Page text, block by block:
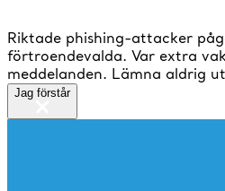
Riktade phishing-attacker
förtroendevalda. Var extra
meddelanden. Lämna aldrig
Jag förstår